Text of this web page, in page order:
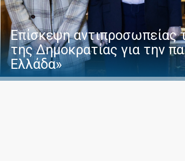
Επίσκεψη
της Δημοκρατίας για την
Ελλάδα»